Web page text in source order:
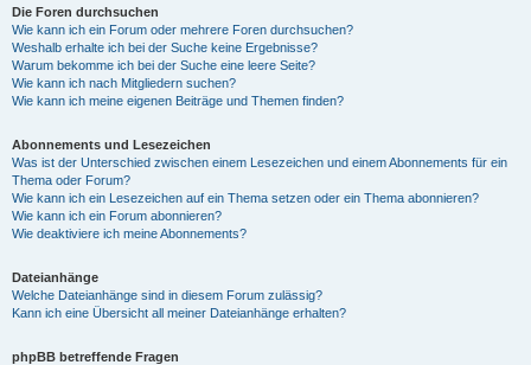
Die Foren durchsuchen
Wie kann ich ein Forum oder mehrere Foren durchsuchen?
Weshalb erhalte ich bei der Suche keine Ergebnisse?
Warum bekomme ich bei der Suche eine leere Seite?
Wie kann ich nach Mitgliedern suchen?
Wie kann ich meine eigenen Beiträge und Themen finden?
Abonnements und Lesezeichen
Was ist der Unterschied zwischen einem Lesezeichen und einem Abonnements für ein
Thema oder Forum?
Wie kann ich ein Lesezeichen auf ein Thema setzen oder ein Thema abonnieren?
Wie kann ich ein Forum abonnieren?
Wie deaktiviere ich meine Abonnements?
Dateianhänge
Welche Dateianhänge sind in diesem Forum zulässig?
Kann ich eine Übersicht all meiner Dateianhänge erhalten?
phpBB betreffende Fragen